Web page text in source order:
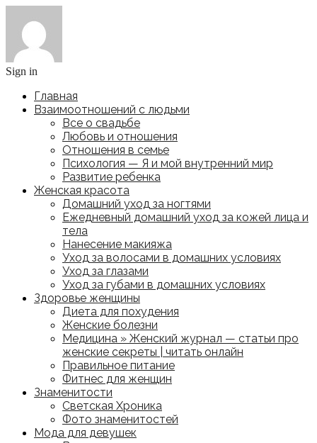
Sign in
Главная
Взаимоотношений с людьми
Все о свадьбе
Любовь и отношения
Отношения в семье
Психология — Я и мой внутренний мир
Развитие ребенка
Женская красота
Домашний уход за ногтями
Ежедневный домашний уход за кожей лица и
тела
Нанесение макияжа
Уход за волосами в домашних условиях
Уход за глазами
Уход за губами в домашних условиях
Здоровье женщины
Диета для похудения
Женские болезни
Медицина » Женский журнал — статьи про
женские секреты | читать онлайн
Правильное питание
Фитнес для женщин
Знаменитости
Светская Хроника
Фото знаменитостей
Мода для девушек